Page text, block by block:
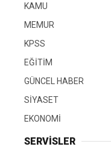
KAMU
MEMUR
KPSS
EĞİTİM
GÜNCEL HABER
SİYASET
EKONOMİ
SERVİSLER